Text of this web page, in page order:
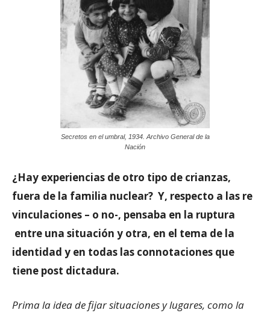
Secretos en el umbral, 1934. Archivo General de la
Nación
¿Hay experiencias de otro tipo de crianzas,
fuera de la familia nuclear? Y, respecto a las re
vinculaciones – o no-, pensaba en la ruptura
entre una situación y otra, en el tema de la
identidad y en todas las connotaciones que
tiene post dictadura.
Prima la idea de fijar situaciones y lugares, como la